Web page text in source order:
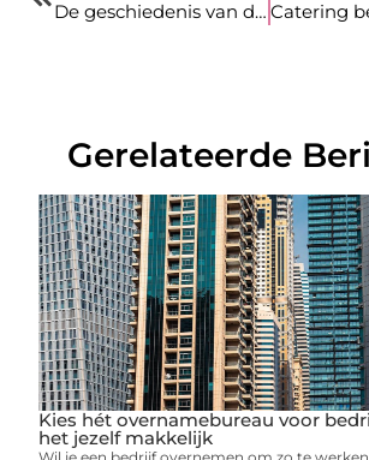
De geschiedenis van de autoband
Gerelateerde
Kies hét overnamebureau voor
het jezelf makkelijk
Wil je een bedrijf overnemen om zo te